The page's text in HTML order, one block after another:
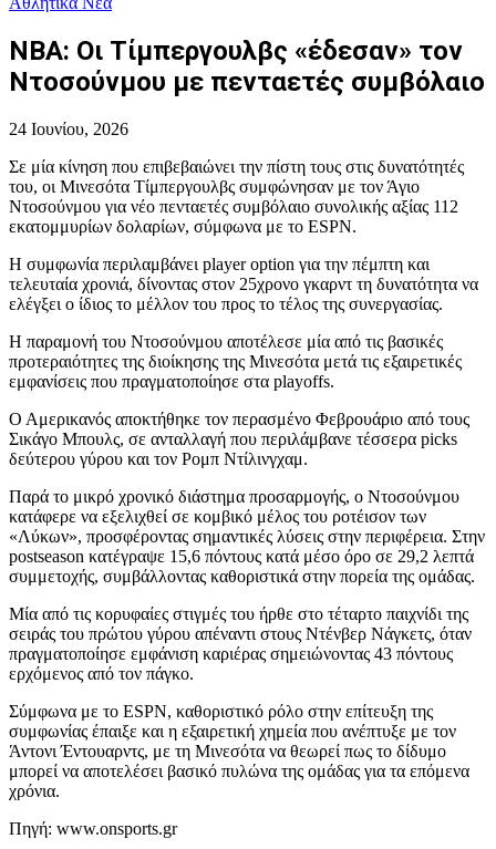
NBA: Οι Τίμπεργουλβς «έδεσαν» τον
Ντοσούνμου με πενταετές συμβόλαιο
24 Ιουνίου, 2026
Σε μία κίνηση που επιβεβαιώνει την πίστη τους στις δυνατότητές
του, οι Μινεσότα Τίμπεργουλβς συμφώνησαν με τον Άγιο
Ντοσούνμου για νέο πενταετές συμβόλαιο συνολικής αξίας 112
εκατομμυρίων δολαρίων, σύμφωνα με το ESPN.
Η συμφωνία περιλαμβάνει player option για την πέμπτη και
τελευταία χρονιά, δίνοντας στον 25χρονο γκαρντ τη δυνατότητα να
ελέγξει ο ίδιος το μέλλον του προς το τέλος της συνεργασίας.
Η παραμονή του Ντοσούνμου αποτέλεσε μία από τις βασικές
προτεραιότητες της διοίκησης της Μινεσότα μετά τις εξαιρετικές
εμφανίσεις που πραγματοποίησε στα playoffs.
Ο Αμερικανός αποκτήθηκε τον περασμένο Φεβρουάριο από τους
Σικάγο Μπουλς, σε ανταλλαγή που περιλάμβανε τέσσερα picks
δεύτερου γύρου και τον Ρομπ Ντίλινγχαμ.
Παρά το μικρό χρονικό διάστημα προσαρμογής, ο Ντοσούνμου
κατάφερε να εξελιχθεί σε κομβικό μέλος του ροτέισον των
«Λύκων», προσφέροντας σημαντικές λύσεις στην περιφέρεια. Στην
postseason κατέγραψε 15,6 πόντους κατά μέσο όρο σε 29,2 λεπτά
συμμετοχής, συμβάλλοντας καθοριστικά στην πορεία της ομάδας.
Μία από τις κορυφαίες στιγμές του ήρθε στο τέταρτο παιχνίδι της
σειράς του πρώτου γύρου απέναντι στους Ντένβερ Νάγκετς, όταν
πραγματοποίησε εμφάνιση καριέρας σημειώνοντας 43 πόντους
ερχόμενος από τον πάγκο.
Σύμφωνα με το ESPN, καθοριστικό ρόλο στην επίτευξη της
συμφωνίας έπαιξε και η εξαιρετική χημεία που ανέπτυξε με τον
Άντονι Έντουαρντς, με τη Μινεσότα να θεωρεί πως το δίδυμο
μπορεί να αποτελέσει βασικό πυλώνα της ομάδας για τα επόμενα
χρόνια.
Πηγή: www.onsports.gr